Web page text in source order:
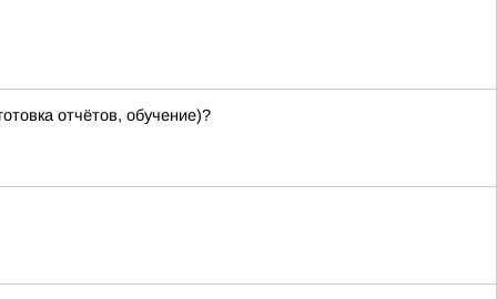
отчётов, обучение)?